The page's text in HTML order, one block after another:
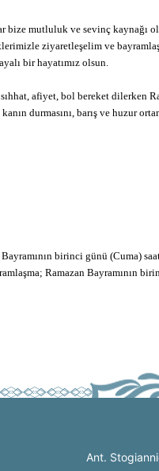
bize mutluluk ve sevinç kaynağı
ziyaretleşelim ve
bir hayatımız olsun.
afiyet, bol bereket dilerken
durmasını, barış ve huzur
birinci günü (Cuma)
Ramazan Bayramının
Ant.